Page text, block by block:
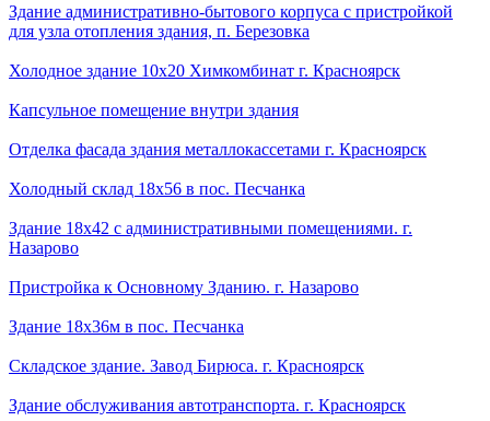
Здание административно-бытового корпуса с пристройкой
для узла отопления здания, п. Березовка
Холодное здание 10х20 Химкомбинат г. Красноярск
Капсульное помещение внутри здания
Отделка фасада здания металлокассетами г. Красноярск
Холодный склад 18х56 в пос. Песчанка
Здание 18х42 с административными помещениями. г.
Назарово
Пристройка к Основному Зданию. г. Назарово
Здание 18х36м в пос. Песчанка
Складское здание. Завод Бирюса. г. Красноярск
Здание обслуживания автотранспорта. г. Красноярск